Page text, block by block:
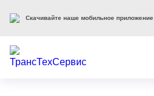
Скачивайте наше мобильное приложение